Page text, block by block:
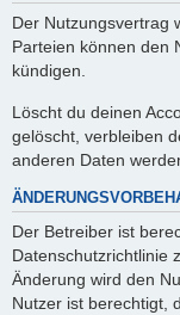
Der Nutzungsvertrag
Parteien können den
kündigen.
Löscht du deinen
gelöscht, verbleiben
anderen Daten
Der Betreiber ist
Datenschutzrichtlinie
Änderung wird den
Nutzer ist berechtigt,